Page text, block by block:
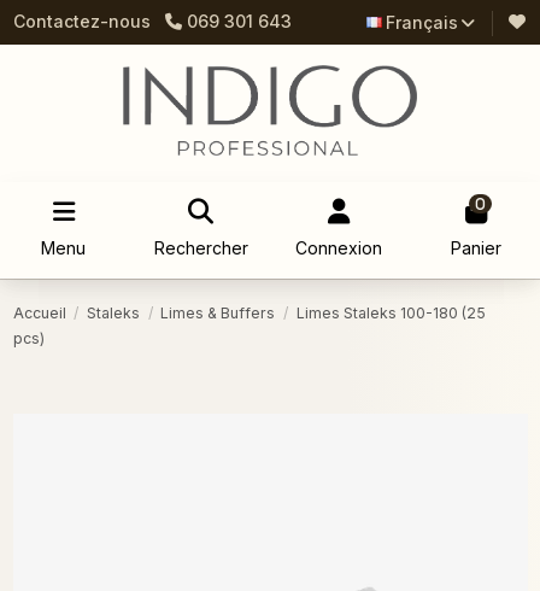
Contactez-nous 069 301 643 Français
Menu Rechercher Connexion
0
Panier
Accueil Staleks Limes & Buffers
Limes Staleks 100-180 (25
pcs)